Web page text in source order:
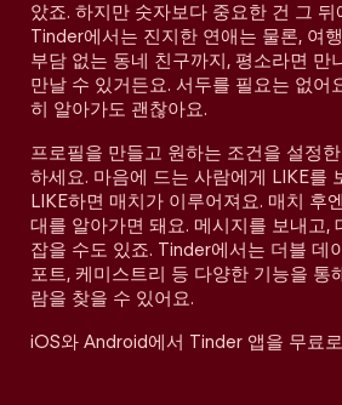
았죠. 하지만 숫자보다 중요한 건 그
Tinder에서는 진지한 연애는 물론, 여
부담 없는 동네 친구까지, 평소라면 만
만날 수 있거든요. 서두를 필요는 없어
히 알아가도 괜찮아요.
프로필을 만들고 원하는 조건을 설정
하세요. 마음에 드는 사람에게 LIKE를
LIKE하면 매치가 이루어져요. 매치 후
대를 알아가면 돼요. 메시지를 보내고,
잡을 수도 있죠. Tinder에서는 더블 데
포트, 케미스트리 등 다양한 기능을 통
람을 찾을 수 있어요.
iOS와 Android에서 Tinder 앱을 무료